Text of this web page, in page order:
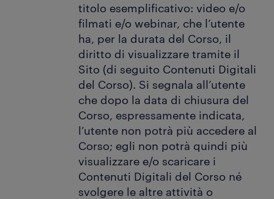
titolo esemplificativo: video e/o
filmati e/o webinar, che l’utente
ha, per la durata del Corso, il
diritto di visualizzare tramite il
Sito (di seguito Contenuti Digitali
del Corso). Si segnala all’utente
che dopo la data di chiusura del
Corso, espressamente indicata,
l’utente non potrà più accedere al
Corso; egli non potrà quindi più
visualizzare e/o scaricare i
Contenuti Digitali del Corso né
svolgere le altre attività o